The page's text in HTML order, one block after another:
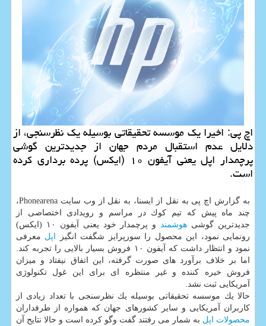
اچ پی: اخیرا یك موسسه تحقیقاتی بوسیله یك نظرسنجی، از
دلایل عدم استقبال مردم جهان از جدیدترین گوشی
پرچمدار اپل یعنی آیفون ۱۰ (ایكس) پرده برداری كرده
است.
به گزارش اچ پی به نقل از ایسنا، به نقل از وب سایت Phonearena،
چند ماه پیش كه تیم كوك در مراسم و رویدادی اختصاصی از
جدیدترین گوشی هوشمند
و پرچمدار خود یعنی آیفون ۱۰ (ایكس)
رونمایی نمود، این محصول را سورپرایز شگفت انگیز اپل معرفی
نمود و انتظار داشت كه آیفون ۱۰ فروش بسیار بالایی را تجربه كند.
اما بر خلاف برآورد های صورت گرفته، این اتفاق نیفتاد و میزان
فروش خیره كننده و غیر منتظره ای برای این غول تكنولوژی
آمریكایی ثبت نشد.
حالا یك موسسه تحقیقاتی بوسیله یك نظرسنجی با تعداد زیادی از
كاربران آمریكایی و سایر كشورهای جهان كه همواره از طرفداران
محصولات اپل به شمار می رفتند گفت وگو كرده است و حالا نتایج آن